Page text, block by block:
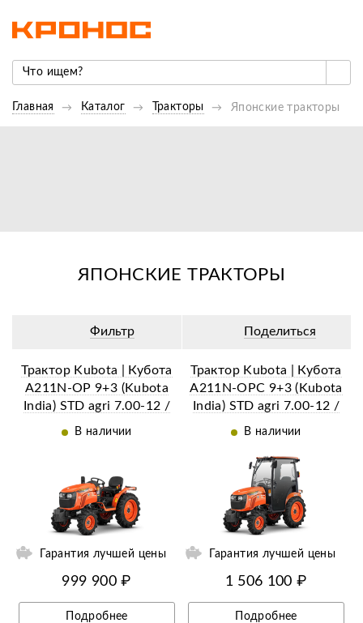
Главная Каталог Тракторы Японские тракторы
ЯПОНСКИЕ ТРАКТОРЫ
Фильтр Поделиться
Трактор Kubota | Кубота
A211N-OP 9+3 (Kubota
India) STD agri 7.00-12 /
8.3-20 (с ПСМ)
В наличии
Гарантия лучшей цены
999 900 ₽
Подробнее
Трактор Kubota | Кубота
A211N-OPC 9+3 (Kubota
India) STD agri 7.00-12 /
8.3-20 (с ПСМ)
В наличии
Ещё 24 фотографии
Гарантия лучшей цены
1 506 100 ₽
Подробнее